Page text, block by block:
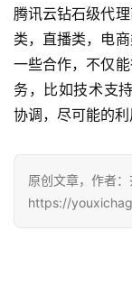
戏
业
界
手
机
腾讯云钻石级代
类，直播类，电
一些合作，不仅
务，比如技术支
协调，尽可能的利
原创文章，作者：
https://